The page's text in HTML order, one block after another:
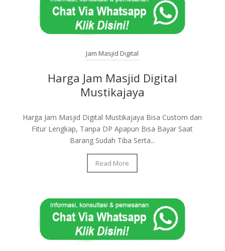
Jam Masjid Digital
Harga Jam Masjid Digital
Mustikajaya
Harga Jam Masjid Digital Mustikajaya Bisa Custom dan
Fitur Lengkap, Tanpa DP Apapun Bisa Bayar Saat
Barang Sudah Tiba Serta...
Read More